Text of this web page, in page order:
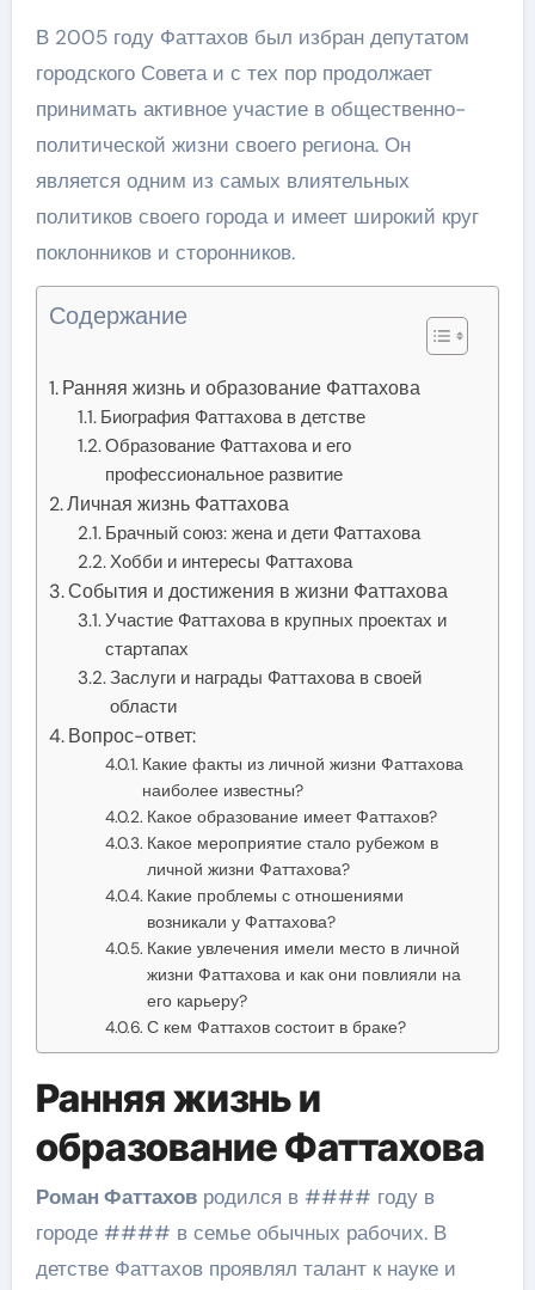
В 2005 году Фаттахов был избран депутатом
городского Совета и с тех пор продолжает
принимать активное участие в общественно-
политической жизни своего региона. Он
является одним из самых влиятельных
политиков своего города и имеет широкий круг
поклонников и сторонников.
Содержание
Ранняя жизнь и образование Фаттахова
Биография Фаттахова в детстве
Образование Фаттахова и его
профессиональное развитие
Личная жизнь Фаттахова
Брачный союз: жена и дети Фаттахова
Хобби и интересы Фаттахова
События и достижения в жизни Фаттахова
Участие Фаттахова в крупных проектах и
стартапах
Заслуги и награды Фаттахова в своей
области
Вопрос-ответ:
Какие факты из личной жизни Фаттахова
наиболее известны?
Какое образование имеет Фаттахов?
Какое мероприятие стало рубежом в
личной жизни Фаттахова?
Какие проблемы с отношениями
возникали у Фаттахова?
Какие увлечения имели место в личной
жизни Фаттахова и как они повлияли на
его карьеру?
С кем Фаттахов состоит в браке?
Ранняя жизнь и
образование Фаттахова
Роман Фаттаховродился в #### году в
городе #### в семье обычных рабочих. В
детстве Фаттахов проявлял талант к науке и